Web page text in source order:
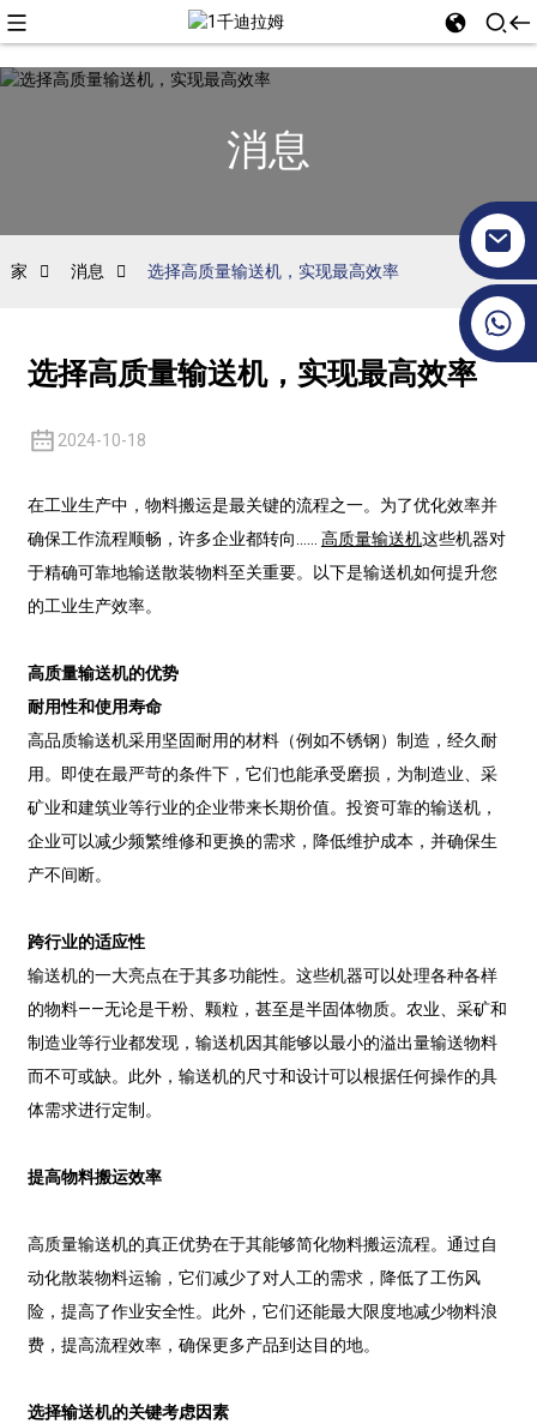
消息
家 消息 选择高质量输送机，实现最高效率
选择高质量输送机，实现最高效率
2024-10-18
在工业生产中，物料搬运是最关键的流程之一。为了优化效率并
确保工作流程顺畅，许多企业都转向…… 高质量输送机这些机器对
于精确可靠地输送散装物料至关重要。以下是输送机如何提升您
的工业生产效率。
高质量输送机的优势
耐用性和使用寿命
高品质输送机采用坚固耐用的材料（例如不锈钢）制造，经久耐
用。即使在最严苛的条件下，它们也能承受磨损，为制造业、采
矿业和建筑业等行业的企业带来长期价值。投资可靠的输送机，
企业可以减少频繁维修和更换的需求，降低维护成本，并确保生
产不间断。
跨行业的适应性
输送机的一大亮点在于其多功能性。这些机器可以处理各种各样
的物料——无论是干粉、颗粒，甚至是半固体物质。农业、采矿和
制造业等行业都发现，输送机因其能够以最小的溢出量输送物料
而不可或缺。此外，输送机的尺寸和设计可以根据任何操作的具
体需求进行定制。
提高物料搬运效率
高质量输送机的真正优势在于其能够简化物料搬运流程。通过自
动化散装物料运输，它们减少了对人工的需求，降低了工伤风
险，提高了作业安全性。此外，它们还能最大限度地减少物料浪
费，提高流程效率，确保更多产品到达目的地。
选择输送机的关键考虑因素